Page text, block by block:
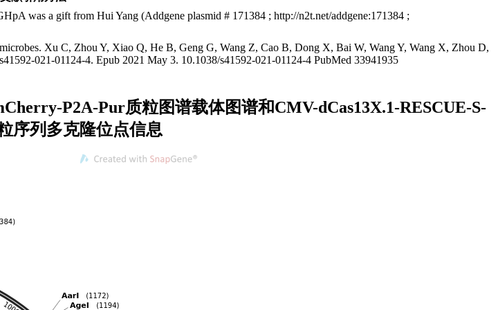
was a gift from Hui Yang (Addgene plasmid # 171384 ; http://n2t.net/addgene:171384 ;
Xu C, Zhou Y, Xiao Q, He B, Geng G, Wang Z, Cao B, Dong X, Bai W, Wang Y, Wang X, Zhou D,
021-01124-4. Epub 2021 May 3. 10.1038/s41592-021-01124-4 PubMed 33941935
P2A-Pur质粒图谱载体图谱和CMV-dCas13X.1-RESCUE-S-
序列多克隆位点信息